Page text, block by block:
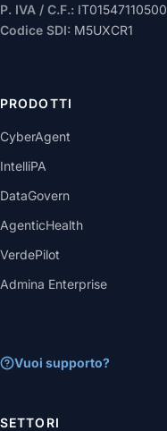
P. IVA / C.F.: IT01547110500
Codice SDI: M5UXCR1
PRODOTTI
CyberAgent
IntelliPA
DataGovern
AgenticHealth
VerdePilot
Admina Enterprise
Vuoi supporto?
SETTORI